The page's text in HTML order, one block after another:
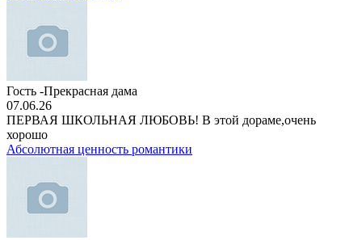
Гость -Прекрасная дама
07.06.26
ПЕРВАЯ ШКОЛЬНАЯ ЛЮБОВЬ! В этой дораме,очень
хорошо
Абсолютная ценность романтики